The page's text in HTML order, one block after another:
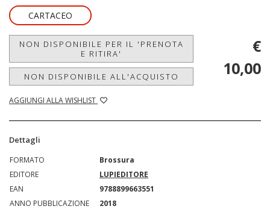
CARTACEO
NON DISPONIBILE PER IL 'PRENOTA
E RITIRA'
NON DISPONIBILE ALL'ACQUISTO
AGGIUNGI ALLA WISHLIST
€
10,00
Dettagli
FORMATO
Brossura
EDITORE
LUPIEDITORE
EAN
9788899663551
ANNO PUBBLICAZIONE
2018